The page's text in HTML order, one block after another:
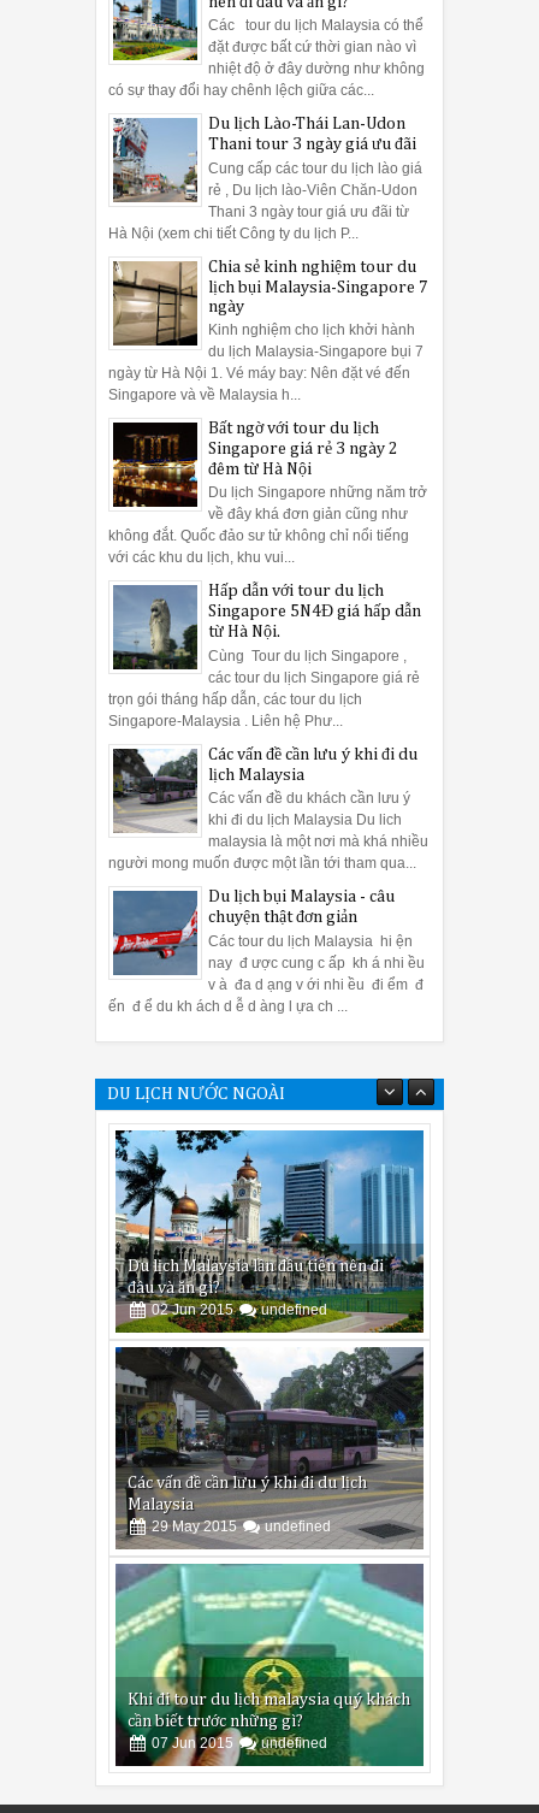
Các tour du lịch Malaysia có thể
đặt được bất cứ thời gian nào vì
nhiệt độ ở đây dường như không
có sự thay đổi hay chênh lệch giữa các...
Du lịch Lào-Thái Lan-Udon
Thani tour 3 ngày giá ưu đãi
Cung cấp các tour du lịch lào giá
rẻ , Du lịch lào-Viên Chăn-Udon
Thani 3 ngày tour giá ưu đãi từ
Hà Nội (xem chi tiết Công ty du lịch P...
Chia sẻ kinh nghiệm tour du
lịch bụi Malaysia-Singapore 7
ngày
Kinh nghiệm cho lịch khởi hành
du lịch Malaysia-Singapore bụi 7
ngày từ Hà Nội 1. Vé máy bay: Nên đặt vé đến
Singapore và về Malaysia h...
Bất ngờ với tour du lịch
Singapore giá rẻ 3 ngày 2
đêm từ Hà Nội
Du lịch Singapore những năm trở
về đây khá đơn giản cũng như
không đắt. Quốc đảo sư tử không chỉ nổi tiếng
với các khu du lịch, khu vui...
Hấp dẫn với tour du lịch
Singapore 5N4Đ giá hấp dẫn
từ Hà Nội.
Cùng Tour du lịch Singapore ,
các tour du lịch Singapore giá rẻ
trọn gói tháng hấp dẫn, các tour du lịch
Singapore-Malaysia . Liên hệ Phư...
Các vấn đề cần lưu ý khi đi du
lịch Malaysia
Các vấn đề du khách cần lưu ý
khi đi du lịch Malaysia Du lich
malaysia là một nơi mà khá nhiều
người mong muốn được một lần tới tham qua...
Du lịch bụi Malaysia - câu
chuyện thật đơn giản
Các tour du lịch Malaysia hi ện
nay đ ược cung c ấp kh á nhi ều
v à đa d ạng v ới nhi ều đi ểm đ
ến đ ể du kh ách d ễ d àng l ựa ch ...
DU LỊCH NƯỚC NGOÀI
Du lịch Malaysia lần đầu tiên nên đi
đâu và ăn gì?
02 Jun 2015 undefined
Các vấn đề cần lưu ý khi đi du lịch
Malaysia
29 May 2015 undefined
Khi đi tour du lịch malaysia quý khách
cần biết trước những gì?
07 Jun 2015 undefined